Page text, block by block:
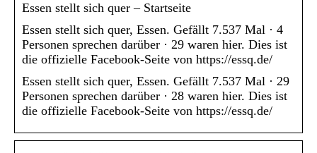
Essen stellt sich quer – Startseite
Essen stellt sich quer, Essen. Gefällt 7.537 Mal · 4
Personen sprechen darüber · 29 waren hier. Dies ist
die offizielle Facebook-Seite von https://essq.de/
Essen stellt sich quer, Essen. Gefällt 7.537 Mal · 29
Personen sprechen darüber · 28 waren hier. Dies ist
die offizielle Facebook-Seite von https://essq.de/